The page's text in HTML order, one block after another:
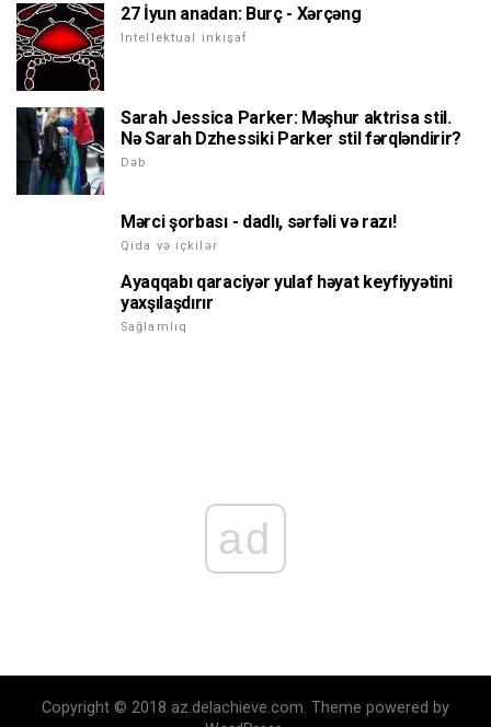
27 İyun anadan: Burç - Xərçəng
Intellektual inkişaf
Sarah Jessica Parker: Məşhur aktrisa stil.
Nə Sarah Dzhessiki Parker stil fərqləndirir?
Dəb
Mərci şorbası - dadlı, sərfəli və razı!
Qida və içkilər
Ayaqqabı qaraciyər yulaf həyat keyfiyyətini
yaxşılaşdırır
Sağlamlıq
ad
Copyright © 2018 az.delachieve.com. Theme powered by